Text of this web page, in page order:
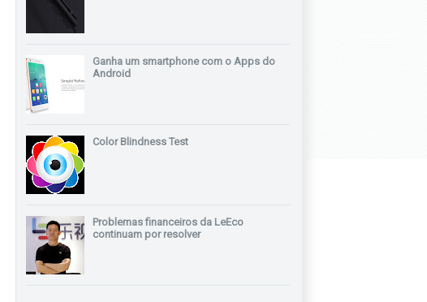
Ganha um smartphone com o Apps do
Android
Color Blindness Test
Problemas financeiros da LeEco
continuam por resolver